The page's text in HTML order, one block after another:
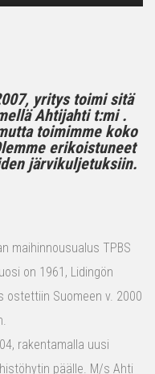
yritys toimi sitä
Ahtijahti t:mi .
toimimme koko
erikoistuneet
järvikuljetuksiin.
maihinnousualus TPBS
on 1961, Lidingön
ostettiin Suomeen v. 2000
rakentamalla uusi
päälle. M/s Ahti